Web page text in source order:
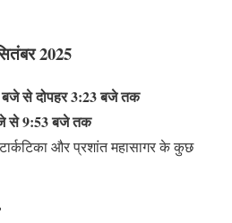
2025
से दोपहर 3:23 बजे तक
से 9:53 बजे तक
और प्रशांत महासागर के कुछ